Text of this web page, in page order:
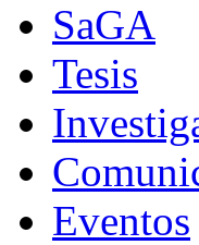
SaGA
Tesis
Eventos